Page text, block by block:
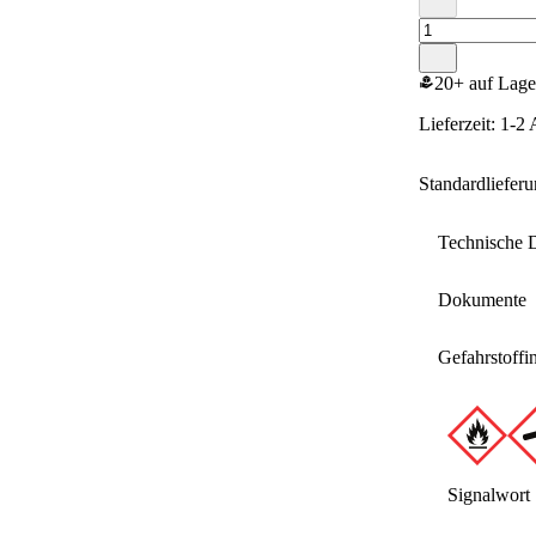
20+ auf
Lieferzeit: 1-2
Technische
Gebinde
Hersteller
Dokumente
Signalwort